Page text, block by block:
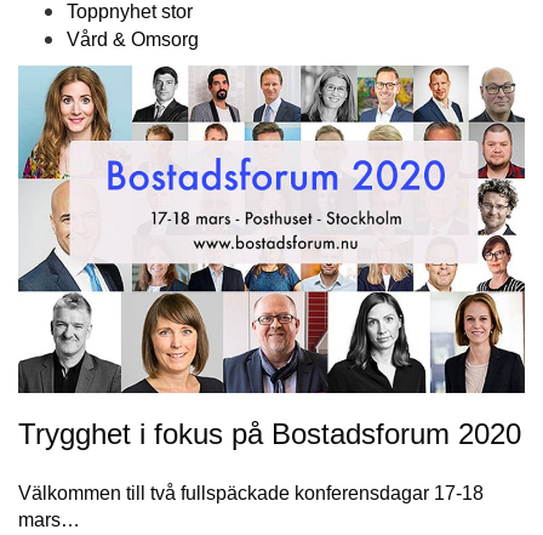
Toppnyhet stor
Vård & Omsorg
Trygghet i fokus på Bostadsforum 2020
Välkommen till två fullspäckade konferensdagar 17-18
mars…